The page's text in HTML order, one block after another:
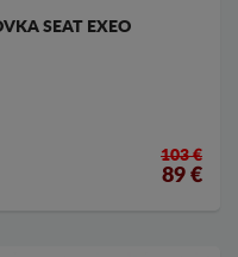
SEAT EXEO
103 €
89 €